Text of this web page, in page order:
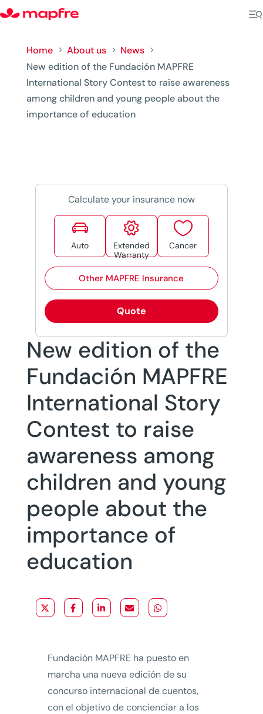
Home 5 About us 5 News 5
New edition of the Fundación MAPFRE
International Story Contest to raise awareness
among children and young people about the
importance of education
New edition of the
Fundación MAPFRE
International Story
Contest to raise
awareness among
children and young
people about the
importance of
education
Fundación MAPFRE ha puesto en
marcha una nueva edición de su
concurso internacional de cuentos,
con el objetivo de concienciar a los
Calculate your insurance now

Auto

Extended
Warranty

Cancer
Other MAPFRE Insurance
Quote